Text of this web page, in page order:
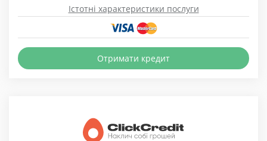
Істотні характеристики послуги
Отримати кредит